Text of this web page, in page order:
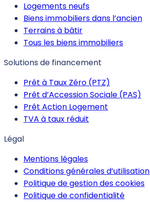
Logements neufs
Biens immobiliers dans l’ancien
Terrains à bâtir
Tous les biens immobiliers
Solutions de financement
Prêt à Taux Zéro (PTZ)
Prêt d’Accession Sociale (PAS)
Prêt Action Logement
TVA à taux réduit
Légal
Mentions légales
Conditions générales d’utilisation
Politique de gestion des cookies
Politique de confidentialité